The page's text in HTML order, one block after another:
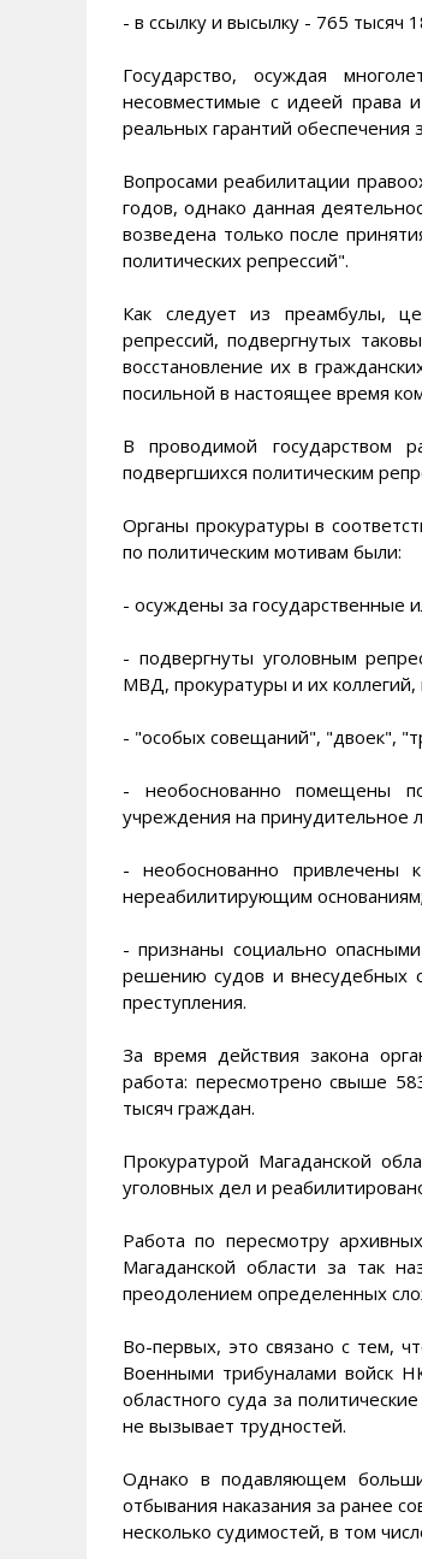
- в ссылку и высылку - 765 тысяч
Государство, осуждая
несовместимые с идеей права
реальных гарантий обеспечения
Вопросами реабилитации
годов, однако данная
возведена только после
политических репрессий".
Как следует из преамбулы,
репрессий, подвергнутых
восстановление их в
посильной в настоящее время
В проводимой государством
подвергшихся политическим
Органы прокуратуры в
по политическим мотивам были:
- осуждены за государственные
- подвергнуты уголовным
МВД, прокуратуры и их коллегий,
- "особых совещаний", "двоек",
- необоснованно помещены
учреждения на принудительное
- необоснованно привлечены
нереабилитирующим основаниям;
- признаны социально
решению судов и внесудебных
преступления.
За время действия закона
работа: пересмотрено свыше
тысяч граждан.
Прокуратурой Магаданской
уголовных дел и
Работа по пересмотру
Магаданской области за так
преодолением определенных
Во-первых, это связано с тем,
Военными трибуналами войск
областного суда за
не вызывает трудностей.
Однако в подавляющем
отбывания наказания за ранее
несколько судимостей, в том